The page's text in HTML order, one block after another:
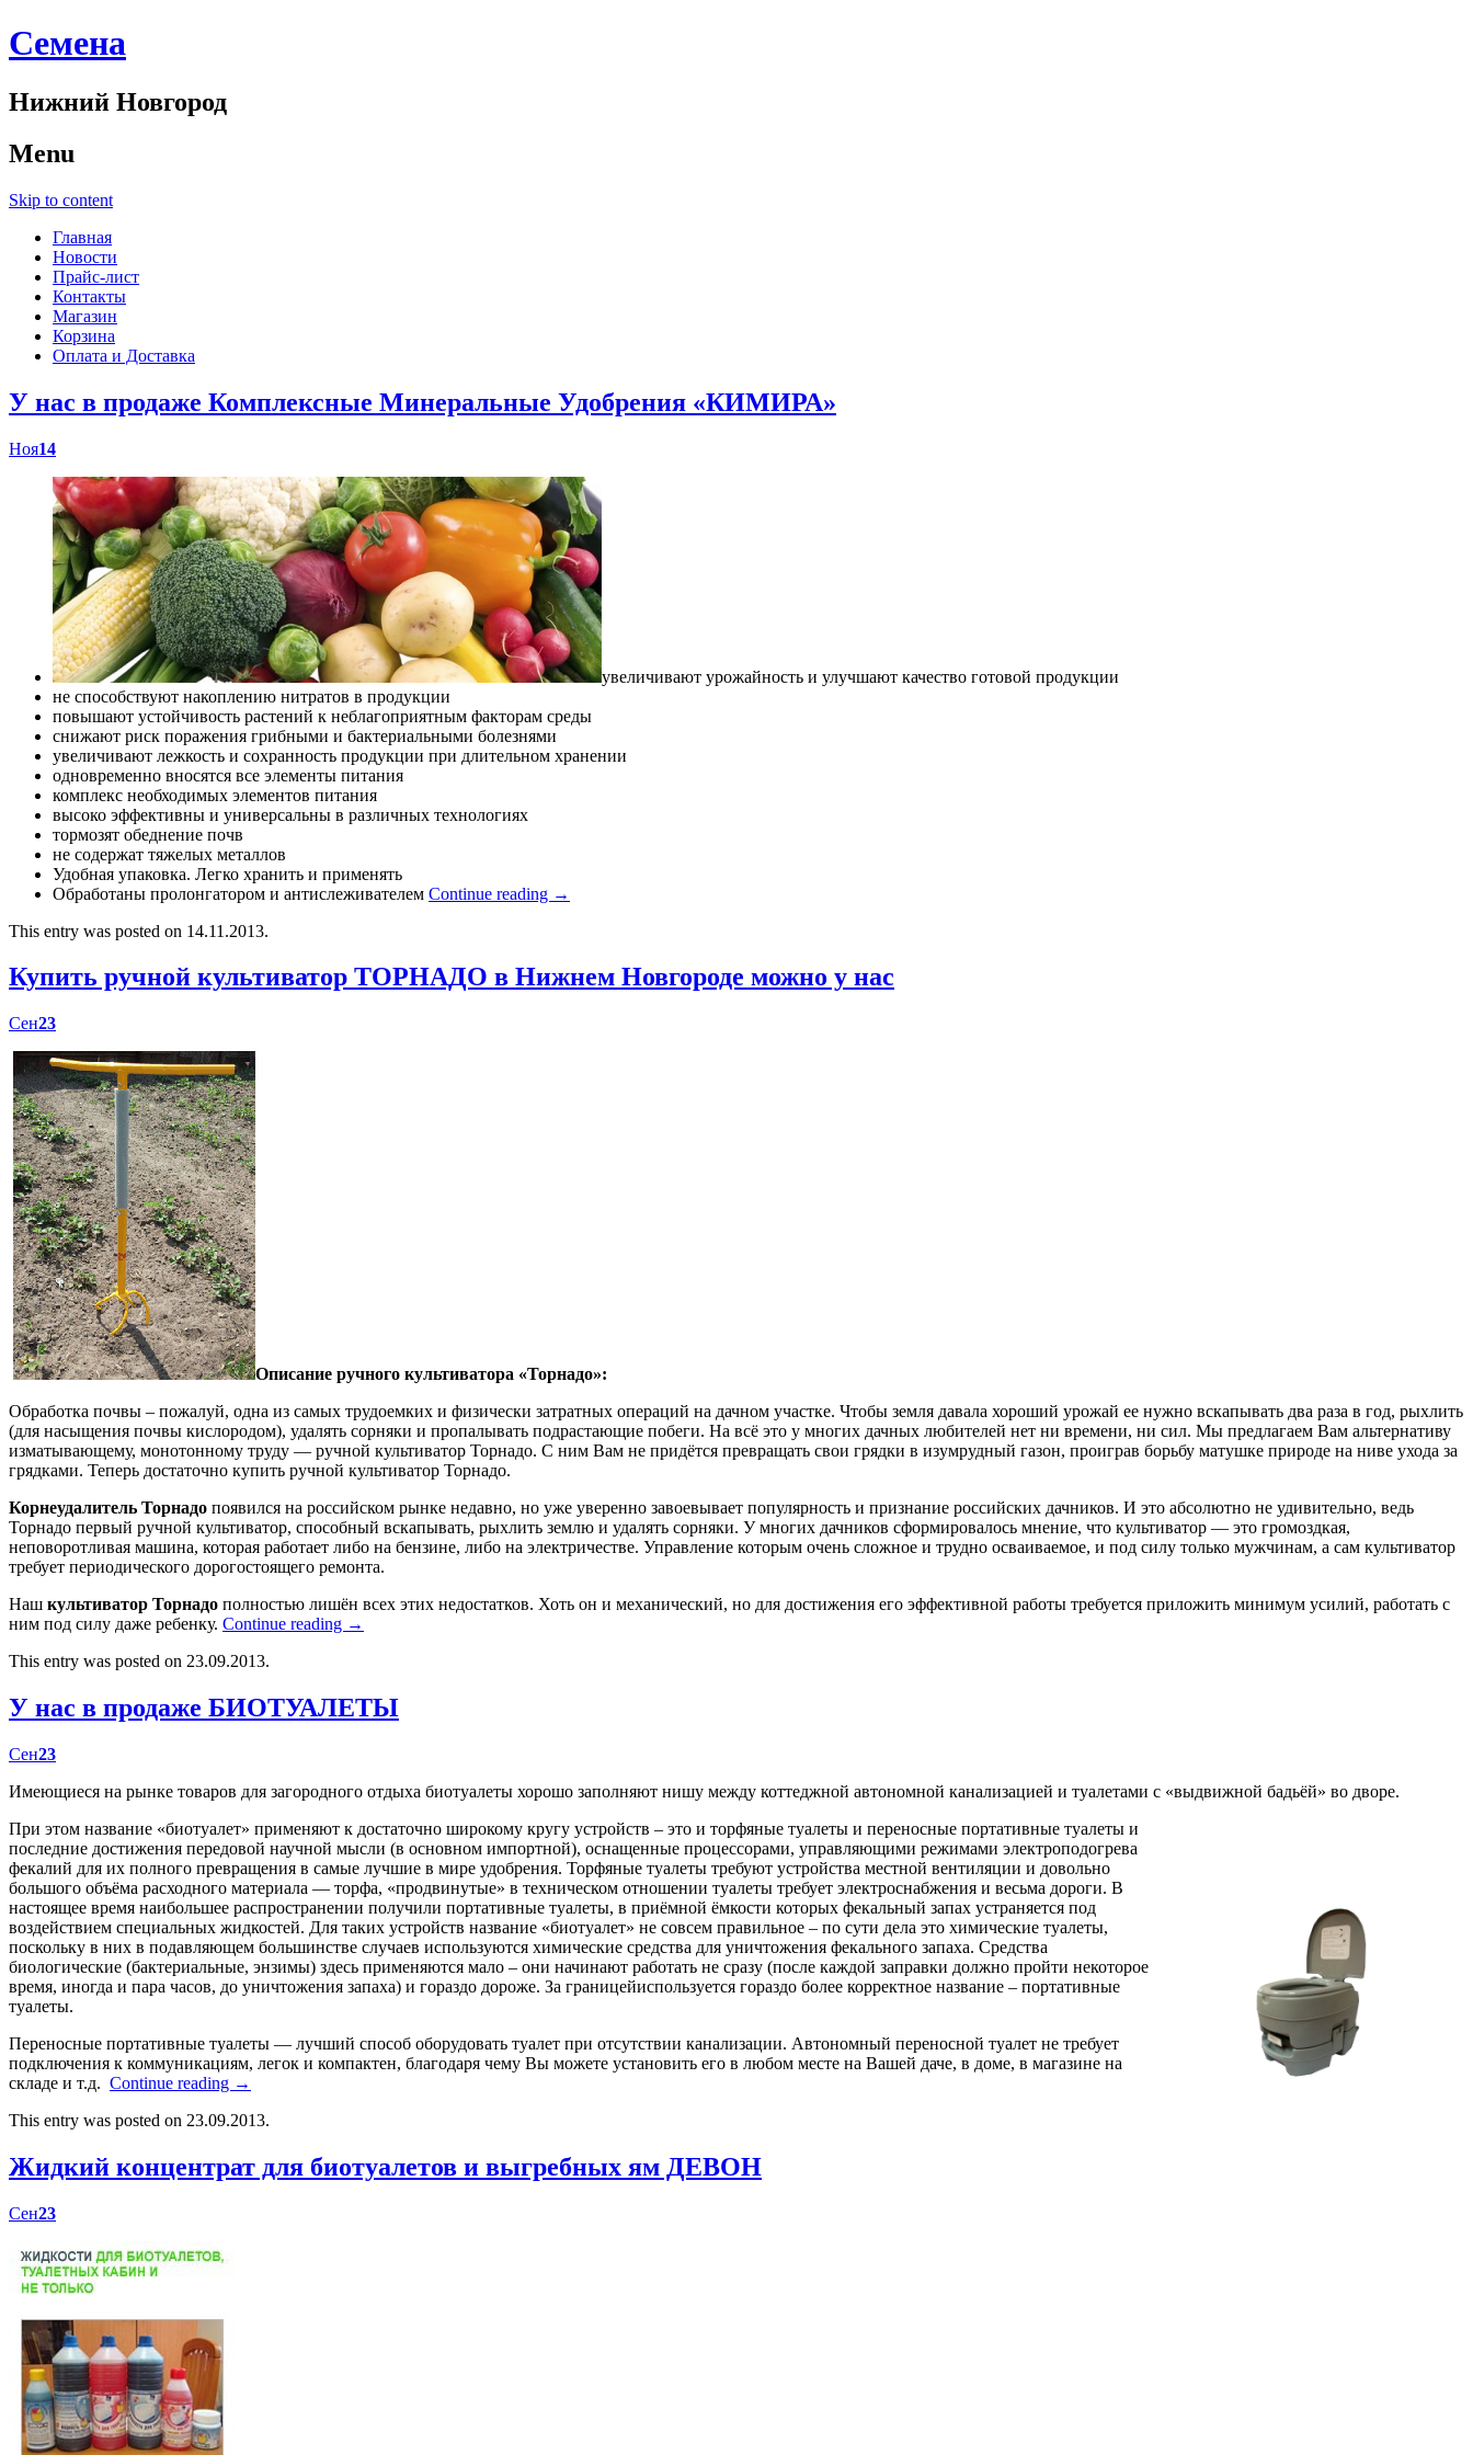
Cемена
Нижний Новгород
Menu
Skip to content
Главная
Новости
Прайс-лист
Контакты
Магазин
Корзина
Оплата и Доставка
У нас в продаже Комплексные Минеральные Удобрения «КИМИРА»
Ноя14
увеличивают урожайность и улучшают качество готовой продукции
не способствуют накоплению нитратов в продукции
повышают устойчивость растений к неблагоприятным факторам среды
снижают риск поражения грибными и бактериальными болезнями
увеличивают лежкость и сохранность продукции при длительном хранении
одновременно вносятся все элементы питания
комплекс необходимых элементов питания
высоко эффективны и универсальны в различных технологиях
тормозят обеднение почв
не содержат тяжелых металлов
Удобная упаковка. Легко хранить и применять
Обработаны пролонгатором и антислеживателем Continue reading →
This entry was posted on 14.11.2013.
Купить ручной культиватор ТОРНАДО в Нижнем Новгороде можно у нас
Сен23
Описание ручного культиватора «Торнадо»:
Обработка почвы – пожалуй, одна из самых трудоемких и физически затратных операций на дачном участке. Чтобы земля давала хороший урожай ее нужно вскапывать два раза в год, рыхлить
(для насыщения почвы кислородом), удалять сорняки и пропалывать подрастающие побеги. На всё это у многих дачных любителей нет ни времени, ни сил. Мы предлагаем Вам альтернативу
изматывающему, монотонному труду — ручной культиватор Торнадо. С ним Вам не придётся превращать свои грядки в изумрудный газон, проиграв борьбу матушке природе на ниве ухода за
грядками. Теперь достаточно купить ручной культиватор Торнадо.
Корнеудалитель Торнадо появился на российском рынке недавно, но уже уверенно завоевывает популярность и признание российских дачников. И это абсолютно не удивительно, ведь
Торнадо первый ручной культиватор, способный вскапывать, рыхлить землю и удалять сорняки. У многих дачников сформировалось мнение, что культиватор — это громоздкая,
неповоротливая машина, которая работает либо на бензине, либо на электричестве. Управление которым очень сложное и трудно осваиваемое, и под силу только мужчинам, а сам культиватор
требует периодического дорогостоящего ремонта.
Наш культиватор Торнадо полностью лишён всех этих недостатков. Хоть он и механический, но для достижения его эффективной работы требуется приложить минимум усилий, работать с
ним под силу даже ребенку. Continue reading →
This entry was posted on 23.09.2013.
У нас в продаже БИОТУАЛЕТЫ
Сен23
Имеющиеся на рынке товаров для загородного отдыха биотуалеты хорошо заполняют нишу между коттеджной автономной канализацией и туалетами с «выдвижной бадьёй» во дворе.
При этом название «биотуалет» применяют к достаточно широкому кругу устройств – это и торфяные туалеты и переносные портативные туалеты и
последние достижения передовой научной мысли (в основном импортной), оснащенные процессорами, управляющими режимами электроподогрева
фекалий для их полного превращения в самые лучшие в мире удобрения. Торфяные туалеты требуют устройства местной вентиляции и довольно
большого объёма расходного материала — торфа, «продвинутые» в техническом отношении туалеты требует электроснабжения и весьма дороги. В
настоящее время наибольшее распространении получили портативные туалеты, в приёмной ёмкости которых фекальный запах устраняется под
воздействием специальных жидкостей. Для таких устройств название «биотуалет» не совсем правильное – по сути дела это химические туалеты,
поскольку в них в подавляющем большинстве случаев используются химические средства для уничтожения фекального запаха. Средства
биологические (бактериальные, энзимы) здесь применяются мало – они начинают работать не сразу (после каждой заправки должно пройти некоторое
время, иногда и пара часов, до уничтожения запаха) и гораздо дороже. За границейиспользуется гораздо более корректное название – портативные
туалеты.
Переносные портативные туалеты — лучший способ оборудовать туалет при отсутствии канализации. Автономный переносной туалет не требует
подключения к коммуникациям, легок и компактен, благодаря чему Вы можете установить его в любом месте на Вашей даче, в доме, в магазине на
складе и т.д. Continue reading →
This entry was posted on 23.09.2013.
Жидкий концентрат для биотуалетов и выгребных ям ДЕВОН
Сен23